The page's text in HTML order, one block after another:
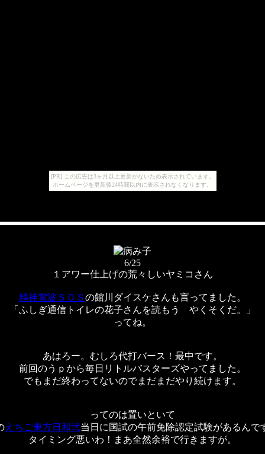
[PR] この広告は3ヶ月以上更新がないため表示されています。
ホームページを更新後24時間以内に表示されなくなります。
6/25
１アワー仕上げの荒々しいヤミコさん
精神電波ＳＯＳの館川ダイスケさんも言ってました。
「ふしぎ通信トイレの花子さんを読もう やくそくだ。」
ってね。
あはろー。むしろ代打バース！最中です。
前回のうｐから毎日リトルバスターズやってました。
でもまだ終わってないのでまだまだやり続けます。
ってのは置いといて
えちご東方日和弐当日に国試の午前免除認定試験があるんで
タイミング悪いわ！まあ全然余裕で行きますが。